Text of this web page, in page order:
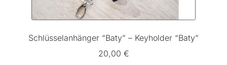
Schlüsselanhänger “Baty” – Keyholder “Baty”
20,00 €